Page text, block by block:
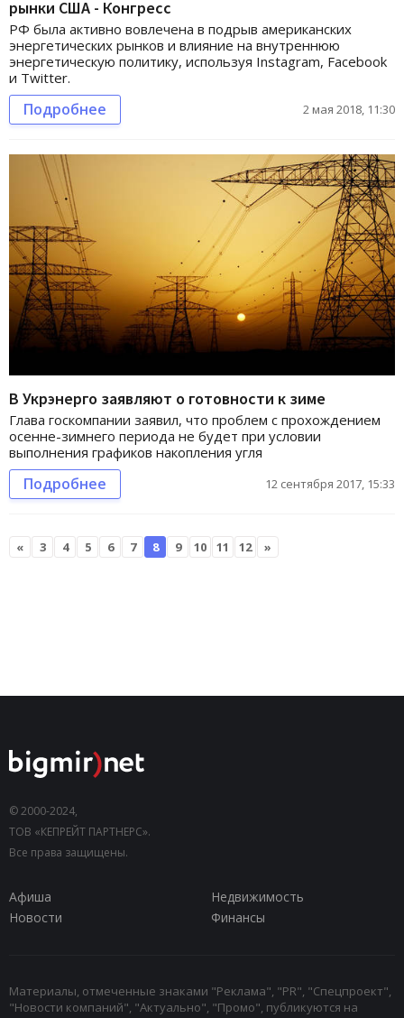
рынки США - Конгресс
РФ была активно вовлечена в подрыв американских
энергетических рынков и влияние на внутреннюю
энергетическую политику, используя Instagram, Facebook
и Twitter.
Подробнее 2 мая 2018, 11:30
В Укрэнерго заявляют о готовности к зиме
Глава госкомпании заявил, что проблем с прохождением
осенне-зимнего периода не будет при условии
выполнения графиков накопления угля
Подробнее 12 сентября 2017, 15:33
« 3 4 5 6 7 8 9 10 11 12 »
© 2000-2024,
ТОВ «КЕПРЕЙТ ПАРТНЕРС».
Все права защищены.
Афиша
Недвижимость
Новости
Финансы
Материалы, отмеченные знаками "Реклама", "PR", "Спецпроект",
"Новости компаний", "Актуально", "Промо", публикуются на